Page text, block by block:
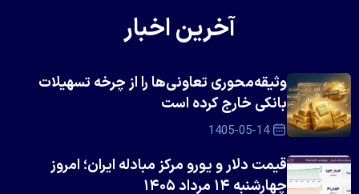
آخرین اخبار
وثیقه‌محوری تعاونی‌ها را از چرخه تسهیلات
بانکی خارج کرده است
1405-05-14
قیمت دلار و یورو مرکز مبادله ایران؛ امروز
چهارشنبه ۱۴ مرداد ۱۴۰۵